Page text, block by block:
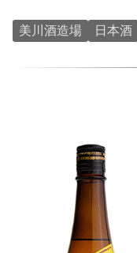
美川酒造場 日本酒